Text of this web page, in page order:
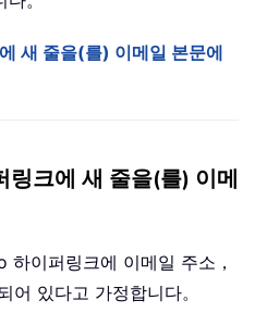
새 줄을(를) 이메일 본문에
크에 새 줄을(를) 이메
이퍼링크에 이메일 주소，
있다고 가정합니다。